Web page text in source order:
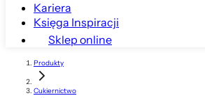
Kariera
Księga Inspiracji
Sklep online
Produkty
Cukiernictwo